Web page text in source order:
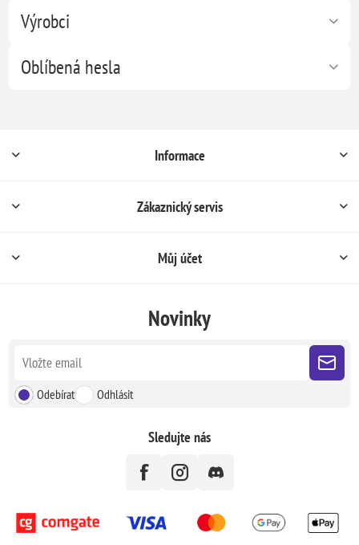
Výrobci
Oblíbená hesla
Informace
Zákaznický servis
Můj účet
Novinky
Odebírat Odhlásit
Sledujte nás